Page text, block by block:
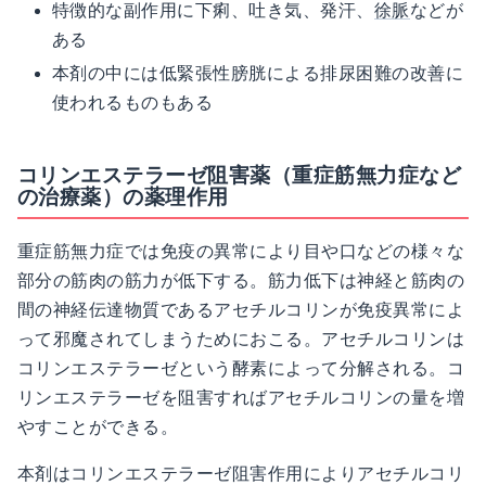
特徴的な副作用に下痢、吐き気、発汗、 徐脈などが
ある
本剤の中には低緊張性膀胱による排尿困難の改善に
使われるものもある
コリンエステラーゼ阻害薬（重症筋無力症など
の治療薬）の薬理作用
重症筋無力症では免疫の異常により目や口などの様々な
部分の筋肉の筋力が低下する。筋力低下は神経と筋肉の
間の神経伝達物質であるアセチルコリンが免疫異常によ
って邪魔されてしまうためにおこる。アセチルコリンは
コリンエステラーゼという酵素によって分解される。コ
リンエステラーゼを阻害すればアセチルコリンの量を増
やすことができる。
本剤はコリンエステラーゼ阻害作用によりアセチルコリ